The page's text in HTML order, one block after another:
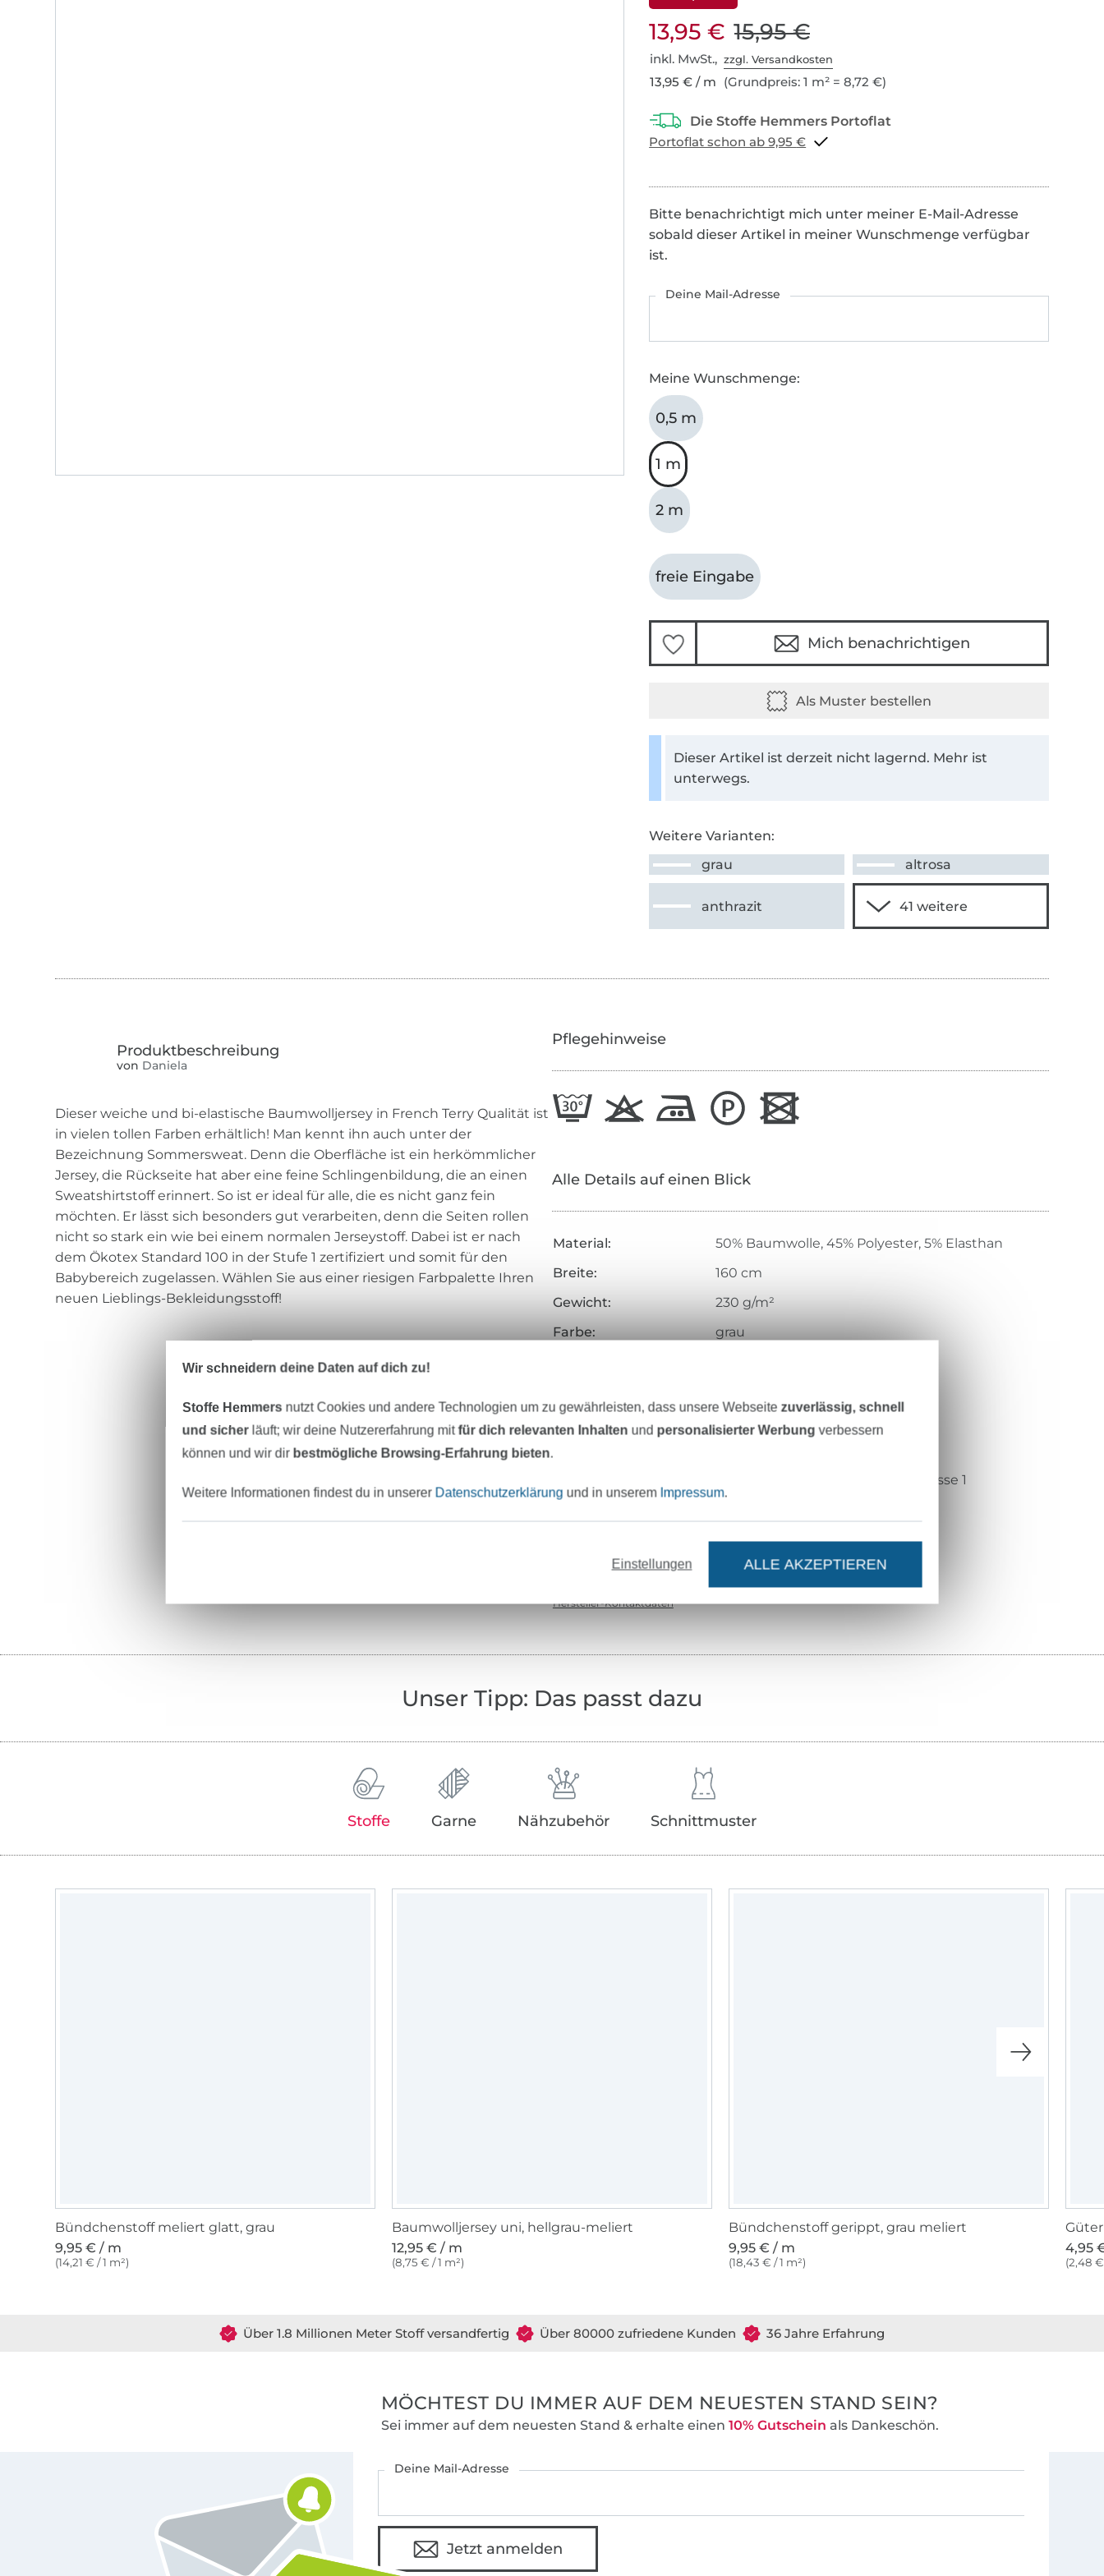
13,95 € 15,95 €
inkl. MwSt.,zzgl. Versandkosten
13,95 € / m (Grundpreis: 1 m² = 8,72 €)
Portoflat schon ab 9,95 €
Bitte benachrichtigt mich unter meiner E-Mail-Adresse
sobald dieser Artikel in meiner Wunschmenge verfügbar
ist.
Deine Mail-Adresse
Meine Wunschmenge:
0,5 m
1 m
2 m
freie Eingabe
Mich benachrichtigen
Dieser Artikel ist derzeit nicht lagernd. Mehr ist
unterwegs.
Weitere Varianten:
grau
altrosa
anthrazit
von Daniela
Dieser weiche und bi-elastische Baumwolljersey in French Terry Qualität ist
in vielen tollen Farben erhältlich! Man kennt ihn auch unter der
Bezeichnung Sommersweat. Denn die Oberfläche ist ein herkömmlicher
Jersey, die Rückseite hat aber eine feine Schlingenbildung, die an einen
Sweatshirtstoff erinnert. So ist er ideal für alle, die es nicht ganz fein
möchten. Er lässt sich besonders gut verarbeiten, denn die Seiten rollen
nicht so stark ein wie bei einem normalen Jerseystoff. Dabei ist er nach
dem Ökotex Standard 100 in der Stufe 1 zertifiziert und somit für den
Babybereich zugelassen. Wählen Sie aus einer riesigen Farbpalette Ihren
neuen Lieblings-Bekleidungsstoff!
Pflegehinweise
Alle Details auf einen Blick
Material:
50% Baumwolle, 45% Polyester, 5% Elasthan
Breite:
160 cm
Gewicht:
230 g/m²
Farbe:
grau
Herstellungsart:
gewirkt
Öko-Tex-Standard 100 Produktklasse 1
14.0.45757
355.421-2003
Hersteller-Kontaktdaten
Unser Tipp: Das passt dazu
Stoffe Garne Nähzubehör Schnittmuster
Bündchenstoff meliert glatt, grau
9,95 € / m
(14,21 € / 1 m²)
Baumwolljersey uni, hellgrau-meliert
12,95 € / m
(8,75 € / 1 m²)
Bündchenstoff gerippt, grau meliert
9,95 € / m
(18,43 € / 1 m²)
4,95
(2,48
Über 1.8 Millionen Meter Stoff versandfertig Über 80000 zufriedene Kunden 36 Jahre Erfahrung
MÖCHTEST DU IMMER AUF DEM NEUESTEN STAND SEIN?
Sei immer auf dem neuesten Stand & erhalte einen 10% Gutschein als Dankeschön.
Deine Mail-Adresse
Jetzt anmelden
Wir schneidern deine Daten auf dich zu!
Stoffe Hemmers nutzt Cookies und andere Technologien um zu gewährleisten, dass unsere Webseitezuverlässig, schnell
und sicherläuft; wir deine Nutzererfahrung mitfür dich relevanten Inhalten und personalisierter Werbung verbessern
können und wir dir bestmögliche Browsing-Erfahrung bieten.
Weitere Informationen findest du in unserer Datenschutzerklärung und in unserem Impressum.
Einstellungen ALLE AKZEPTIEREN